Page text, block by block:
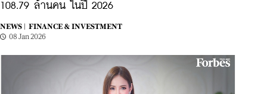
108.79 ล้านคน ในปี 2026
NEWS |
FINANCE & INVESTMENT
08 Jan 2026